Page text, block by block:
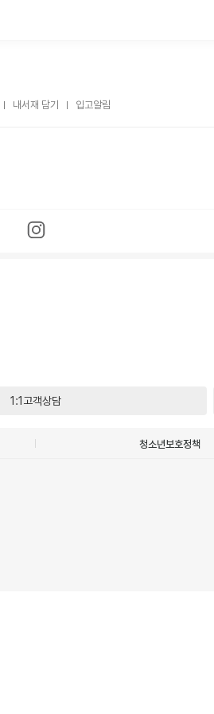
내서재 담기 입고알림
1:1고객상담
청소년보호정책